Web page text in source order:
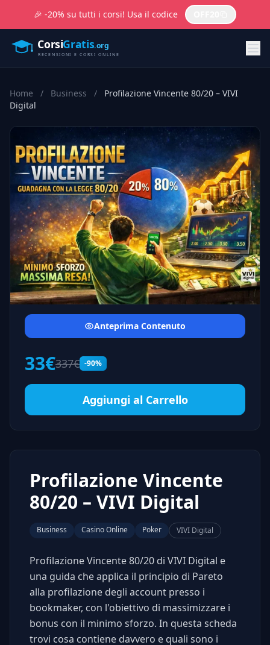
🎉 -20% su tutti i corsi! Usa il codice
Home / Business /
Profilazione Vincente 80/20 – VIVI
Digital
Anteprima Contenuto
33€337€ -90%
Aggiungi al Carrello
Profilazione Vincente
80/20 – VIVI Digital
Business Casino Online Poker VIVI Digital
Profilazione Vincente 80/20 di VIVI Digital e
una guida che applica il principio di Pareto
alla profilazione degli account presso i
bookmaker, con l'obiettivo di massimizzare i
bonus con il minimo sforzo. In questa scheda
trovi cosa contiene davvero e quali sono i